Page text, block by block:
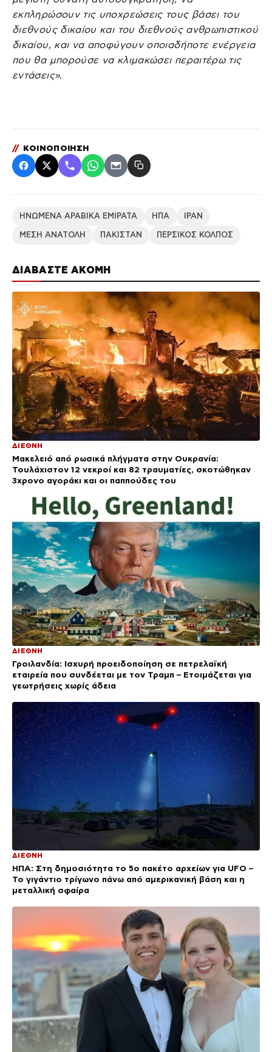
ΔΙΑΒΑΣΤΕ ΑΚΟΜΗ
ΔΙΕΘΝΗ
Μακελειό από ρωσικά πλήγματα στην Ουκρανία:
Τουλάχιστον 12 νεκροί και 82 τραυματίες, σκοτώθηκαν
3χρονο αγοράκι και οι παππούδες του
ΔΙΕΘΝΗ
Γροιλανδία: Ισχυρή προειδοποίηση σε πετρελαϊκή
εταιρεία που συνδέεται με τον Τραμπ – Ετοιμάζεται για
γεωτρήσεις χωρίς άδεια
ΔΙΕΘΝΗ
ΗΠΑ: Στη δημοσιότητα το 5ο πακέτο αρχείων για UFO –
Το γιγάντιο τρίγωνο πάνω από αμερικανική βάση και η
μεταλλική σφαίρα
εκπληρώσουν τις υποχρεώσεις τους βάσει του
διεθνούς δικαίου και του διεθνούς ανθρωπιστικού
δικαίου, και να αποφύγουν οποιαδήποτε ενέργεια
που θα μπορούσε να κλιμακώσει περαιτέρω τις
εντάσεις».
// ΚΟΙΝΟΠΟΙΗΣΗ
ΗΝΩΜΕΝΑ ΑΡΑΒΙΚΑ ΕΜΙΡΑΤΑ ΗΠΑ ΙΡΑΝ
ΜΕΣΗ ΑΝΑΤΟΛΗ ΠΑΚΙΣΤΑΝ ΠΕΡΣΙΚΟΣ ΚΟΛΠΟΣ